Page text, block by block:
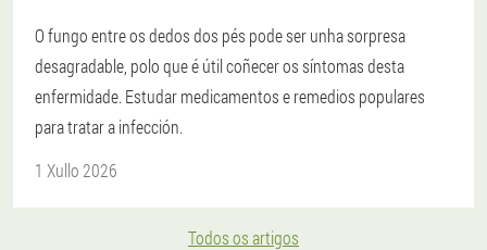
O fungo entre os dedos dos pés pode ser unha sorpresa
desagradable, polo que é útil coñecer os síntomas desta
enfermidade. Estudar medicamentos e remedios populares
para tratar a infección.
1 Xullo 2026
Todos os artigos